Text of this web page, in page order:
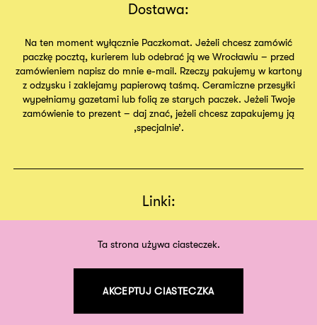
Dostawa:
Na ten moment wyłącznie Paczkomat. Jeżeli chcesz zamówić
paczkę pocztą, kurierem lub odebrać ją we Wrocławiu – przed
zamówieniem napisz do mnie e-mail. Rzeczy pakujemy w kartony
z odzysku i zaklejamy papierową taśmą. Ceramiczne przesyłki
wypełniamy gazetami lub folią ze starych paczek. Jeżeli Twoje
zamówienie to prezent – daj znać, jeżeli chcesz zapakujemy ją
,specjalnie’.
Linki:
Ta strona używa ciasteczek.
AKCEPTUJ CIASTECZKA